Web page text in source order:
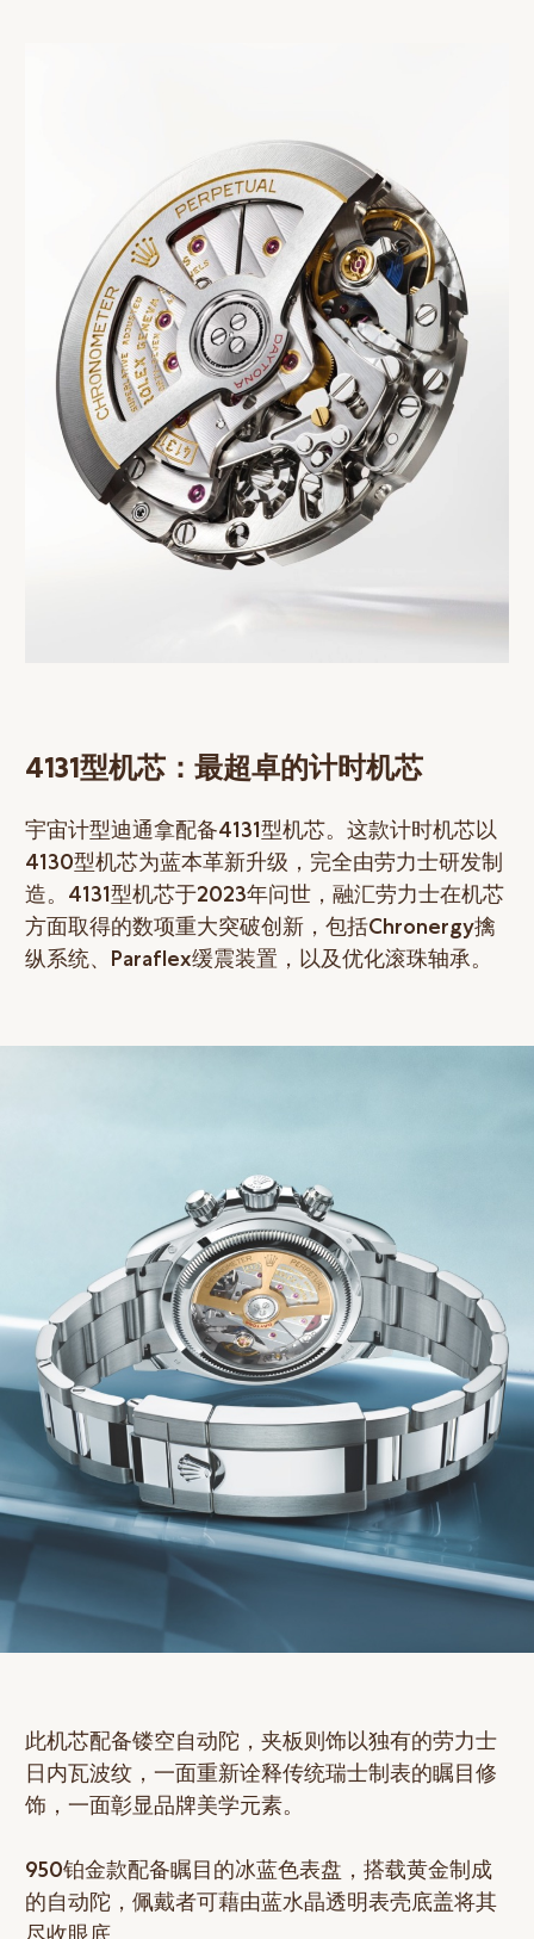
4131型机芯：最超卓的计时机芯
宇宙计型迪通拿配备4131型机芯。这款计时机芯以
4130型机芯为蓝本革新升级，完全由劳力士研发制
造。4131型机芯于2023年问世，融汇劳力士在机芯
方面取得的数项重大突破创新，包括Chronergy擒
纵系统、Paraflex缓震装置，以及优化滚珠轴承。
此机芯配备镂空自动陀，夹板则饰以独有的劳力士
日内瓦波纹，一面重新诠释传统瑞士制表的瞩目修
饰，一面彰显品牌美学元素。
950铂金款配备瞩目的冰蓝色表盘，搭载黄金制成
的自动陀，佩戴者可藉由蓝水晶透明表壳底盖将其
尽收眼底。